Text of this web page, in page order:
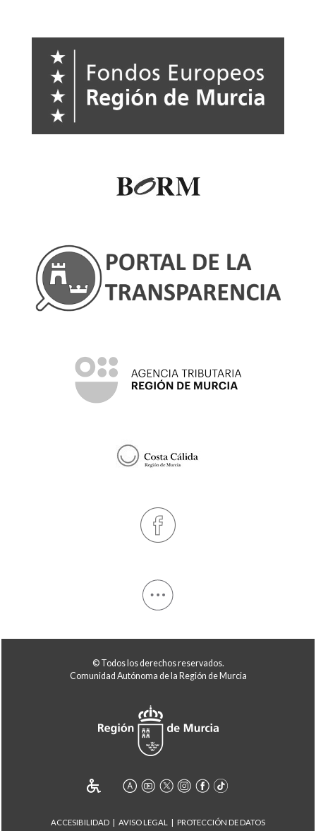
© Todos los derechos reservados.
Comunidad Autónoma de la Región de Murcia
ACCESIBILIDAD AVISO LEGAL PROTECCIÓN DE DATOS